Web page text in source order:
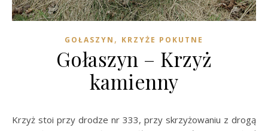
GOŁASZYN , KRZYŻE POKUTNE
Gołaszyn – Krzyż
kamienny
Krzyż stoi przy drodze nr 333, przy skrzyżowaniu z drogą